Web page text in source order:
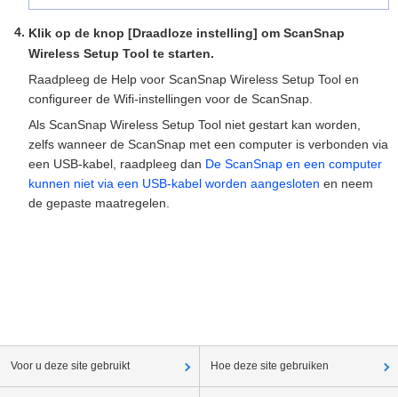
Klik op de knop [Draadloze instelling] om ScanSnap
Wireless Setup Tool te starten.
Raadpleeg de Help voor ScanSnap Wireless Setup Tool en
configureer de Wifi-instellingen voor de ScanSnap.
Als ScanSnap Wireless Setup Tool niet gestart kan worden,
zelfs wanneer de ScanSnap met een computer is verbonden via
een USB-kabel, raadpleeg dan De ScanSnap en een computer
kunnen niet via een USB-kabel worden aangesloten en neem
de gepaste maatregelen.
Voor u deze site gebruikt Hoe deze site gebruiken